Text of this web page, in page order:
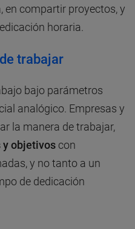
en compartir proyectos, y
horaria.
trabajar
bajo parámetros
analógico. Empresas y
la manera de trabajar,
y objetivos con
y no tanto a un
de dedicación